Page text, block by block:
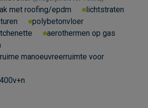
met roofing/epdm
lichtstraten
polybetonvloer
aerothermen op gas
manoeuvreerruimte voor